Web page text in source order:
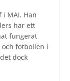
MAI. Han
har ett
fungerat
fotbollen i
dock